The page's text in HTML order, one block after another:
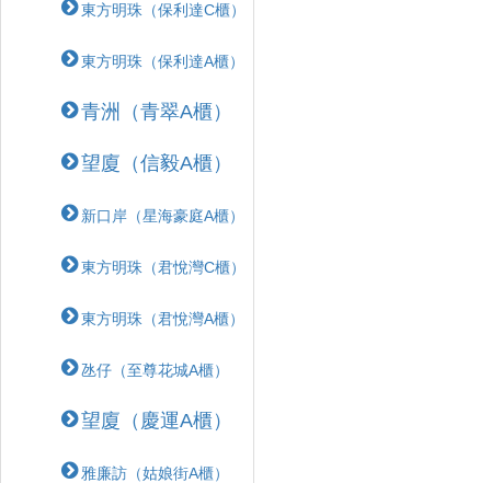
東方明珠（保利達C櫃）
東方明珠（保利達A櫃）
青洲（青翠A櫃）
望廈（信毅A櫃）
新口岸（星海豪庭A櫃）
東方明珠（君悅灣C櫃）
東方明珠（君悅灣A櫃）
氹仔（至尊花城A櫃）
望廈（慶運A櫃）
雅廉訪（姑娘街A櫃）